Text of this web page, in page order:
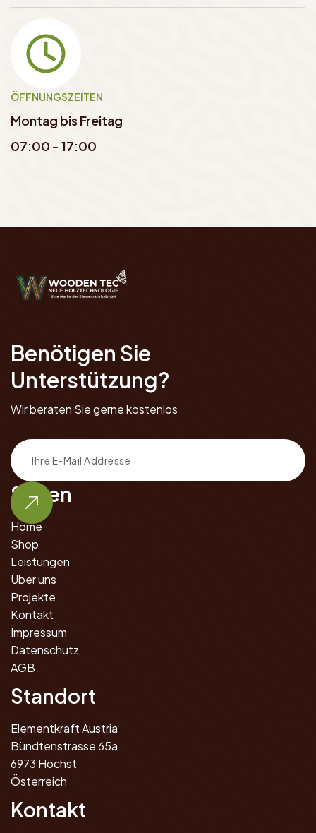
ÖFFNUNGSZEITEN
Montag bis Freitag
07:00 - 17:00
Benötigen Sie
Unterstützung?
Wir beraten Sie gerne kostenlos
Seiten
Home
Shop
Leistungen
Über uns
Projekte
Kontakt
Impressum
Datenschutz
AGB
Standort
Elementkraft Austria
Bündtenstrasse 65a
6973 Höchst
Österreich
Kontakt